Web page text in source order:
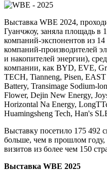
Выставка WBE 2024,
Гуанчжоу, заняла площадь в
компаний-экспонентов из
компаний-производителей
и накопителей энергии),
компании, как BYD, EVE,
TECH, Tianneng, Pisen,
Battery, Transimage Sodium-
Flower, Dejin New Energy,
Horizontal Na Energy,
Huamingsheng Tech, Han's
Выставку посетило 175 492
больше, чем в прошлом
визитов из более чем 150
Выставка WBE 2025